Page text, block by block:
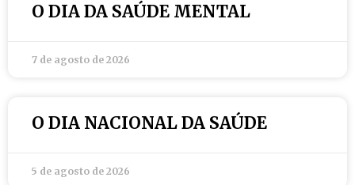
O DIA DA SAÚDE MENTAL
7 de agosto de 2026
O DIA NACIONAL DA SAÚDE
5 de agosto de 2026